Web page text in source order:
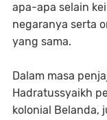
apa-apa selain
negaranya serta
yang sama.
Dalam masa
Hadratussyaikh
kolonial Belanda,